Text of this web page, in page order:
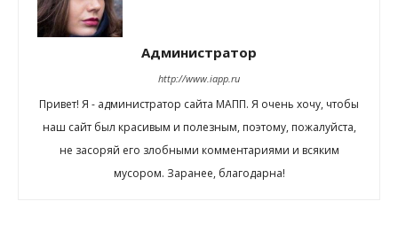
Администратор
http://www.iapp.ru
Привет! Я - администратор сайта МАПП. Я очень хочу, чтобы
наш сайт был красивым и полезным, поэтому, пожалуйста,
не засоряй его злобными комментариями и всяким
мусором. Заранее, благодарна!